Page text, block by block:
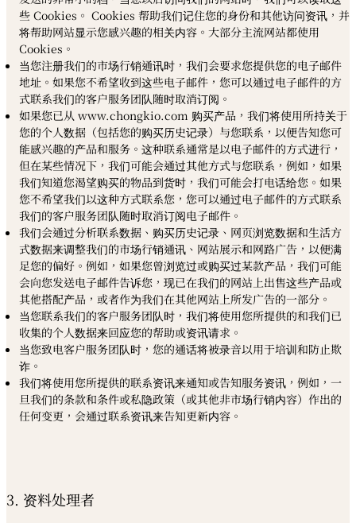
些 Cookies。 Cookies 帮助我们记住您的身份和其他访问资讯，并
将帮助网站显示您感兴趣的相关内容。大部分主流网站都使用
Cookies。
当您注册我们的市场行销通讯时，我们会要求您提供您的电子邮件
地址。如果您不希望收到这些电子邮件，您可以通过电子邮件的方
式联系我们的客户服务团队随时取消订阅。
如果您已从 www.chongkio.com 购买产品，我们将使用所持关于
您的个人数据（包括您的购买历史记录）与您联系，以便告知您可
能感兴趣的产品和服务。这种联系通常是以电子邮件的方式进行，
但在某些情况下，我们可能会通过其他方式与您联系，例如，如果
我们知道您渴望购买的物品到货时，我们可能会打电话给您。如果
您不希望我们以这种方式联系您，您可以通过电子邮件的方式联系
我们的客户服务团队随时取消订阅电子邮件。
我们会通过分析联系数据、购买历史记录、网页浏览数据和生活方
式数据来调整我们的市场行销通讯、网站展示和网路广告，以便满
足您的偏好。例如，如果您曾浏览过或购买过某款产品，我们可能
会向您发送电子邮件告诉您，现已在我们的网站上出售这些产品或
其他搭配产品，或者作为我们在其他网站上所发广告的一部分。
当您联系我们的客户服务团队时，我们将使用您所提供的和我们已
收集的个人数据来回应您的帮助或资讯请求。
当您致电客户服务团队时，您的通话将被录音以用于培训和防止欺
诈。
我们将使用您所提供的联系资讯来通知或告知服务资讯，例如，一
旦我们的条款和条件或私隐政策（或其他非市场行销内容）作出的
任何变更，会通过联系资讯来告知更新内容。
3. 资料处理者